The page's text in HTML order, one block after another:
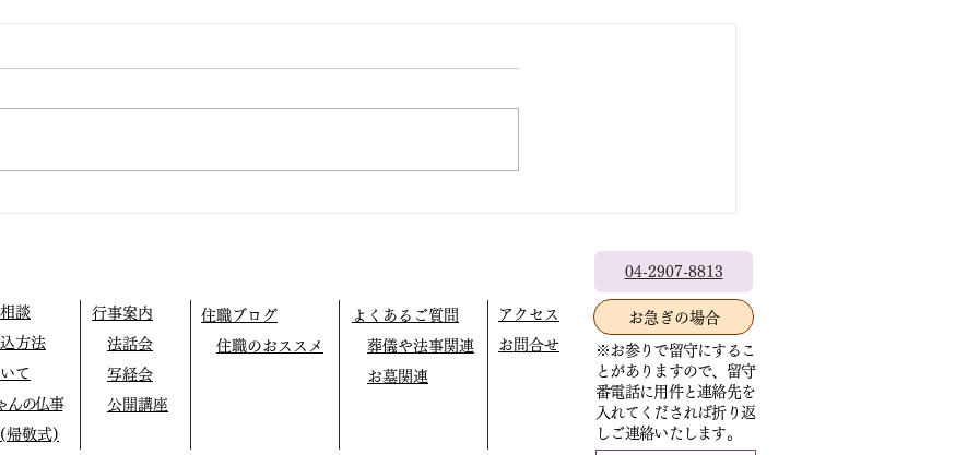
04-2907-8813
談
方法
て
んの仏事
帰敬式)
行事案内
法話会
写経会
公開講座
住職ブログ
住職のおススメ
よくあるご質問
葬儀や法事関連
お墓関連
お急ぎの場合
アクセス
お問合せ
※お参りで留守にするこ
とがありますので、留守
番電話に用件と連絡先を
入れてくだされば折り返
しご連絡いたします。